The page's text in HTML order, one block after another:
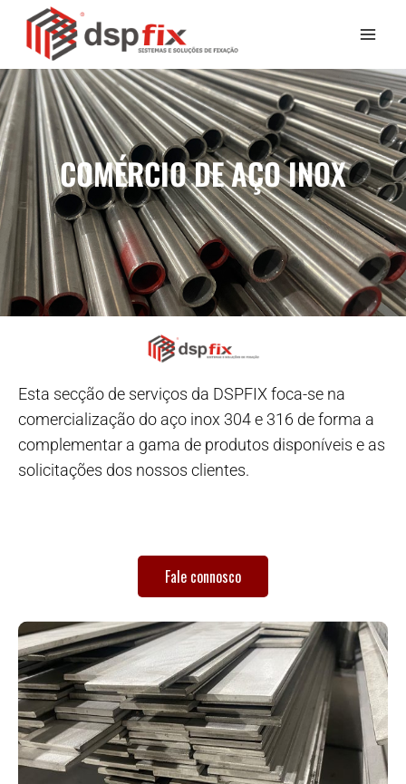
COMÉRCIO DE AÇO INOX
Esta secção de serviços da DSPFIX foca-se na
comercialização do aço inox 304 e 316 de forma a
complementar a gama de produtos disponíveis e as
solicitações dos nossos clientes.
Fale connosco